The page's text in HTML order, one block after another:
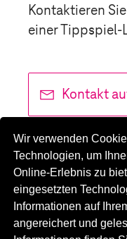
Kontaktieren
einer Tippspiel-
Kontakt
Wir verwenden
Technologien, um
Online-Erlebnis zu
eingesetzten
Informationen auf
angereichert und